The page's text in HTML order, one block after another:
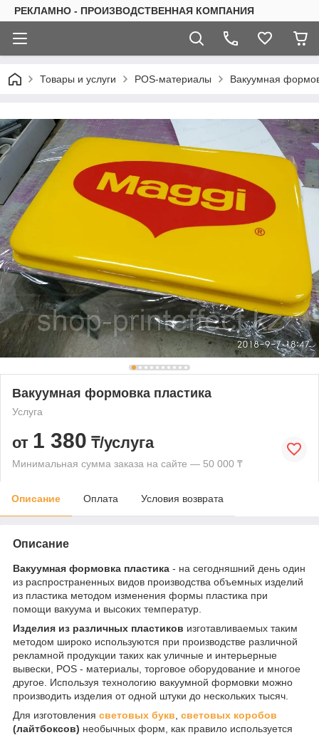
РЕКЛАМНО - ПРОИЗВОДСТВЕННАЯ КОМПАНИЯ
Товары и услуги РOS-материалы Вакуумная
Вакуумная формовка пластика
Услуга
от 1 380 ₸/услуга
Минимальная сумма заказа на сайте — 50 000 ₸
Описание Оплата Условия возврата
Описание
Вакуумная формовка пластика - на сегодняшний день один
из распространенных видов производства объемных изделий
из пластика методом изменения формы пластика при
помощи вакуума и высоких температур.
Изделия из различных пластиков изготавливаемых таким
методом широко используются при производстве различной
рекламной продукции таких как уличные и интерьерные
вывески, POS - материалы, торговое оборудование и многое
другое. Используя технологию вакуумной формовки можно
производить изделия от одной штуки до нескольких тысяч.
Для изготовления световых букв световых коробов
(лайтбоксов) необычных форм, как правило используется